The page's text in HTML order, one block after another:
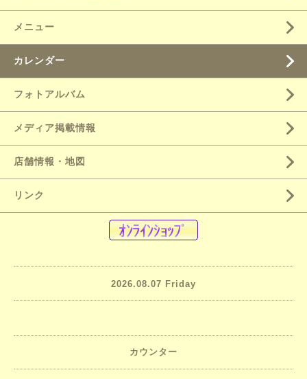
メニュー
カレンダー
フォトアルバム
メディア掲載情報
店舗情報・地図
リンク
2026.08.07 Friday
カウンター